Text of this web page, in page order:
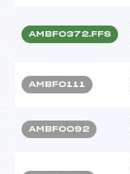
AMBF0372.FFS
AMBF0111
AMBF0092